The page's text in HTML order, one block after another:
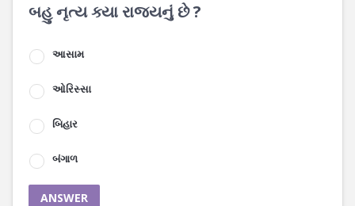
બહુ નૃત્ય ક્યા રાજ્યનું છે ?
આસામ
ઓરિસ્સા
બિહાર
બંગાળ
ANSWER